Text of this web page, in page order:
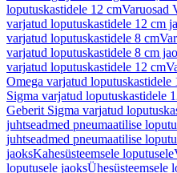
loputuskastidele 12 cmVaruosad
varjatud loputuskastidele 12 cm
varjatud loputuskastidele 8 cm
varjatud loputuskastidele 8 cm
varjatud loputuskastidele 12 cm
Omega varjatud loputuskastidele
Sigma varjatud loputuskastidele
Geberit Sigma varjatud
juhtseadmed pneumaatilise
juhtseadmed pneumaatilise
jaoksKahesüsteemsele loputusele
loputusele jaoksÜhesüsteemsele